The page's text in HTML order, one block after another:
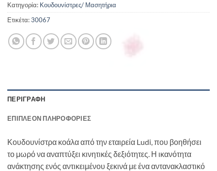
Κατηγορία: Κουδουνίστρες/ Μασητήρια
Ετικέτα:30067
ΠΕΡΙΓΡΑΦΉ
ΕΠΙΠΛΈΟΝ ΠΛΗΡΟΦΟΡΊΕΣ
Κουδουνίστρα κοάλα από την εταιρεία Ludi, που βοηθήσει
το μωρό να αναπτύξει κινητικές δεξιότητες. Η ικανότητα
ανάκτησης ενός αντικειμένου ξεκινά με ένα αντανακλαστικό